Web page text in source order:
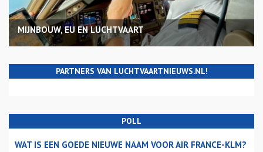
MIJNBOUW, EU EN LUCHTVAART
PARTNERS VAN LUCHTVAARTNIEUWS.NL!
POLL
WAT IS EEN GOEDE NIEUWE NAAM VOOR AIR FRANCE-KLM?